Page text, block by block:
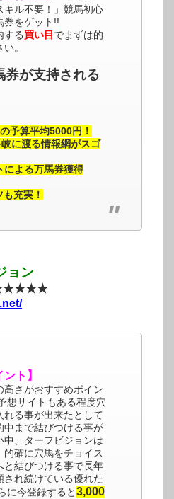
キル不要！」競馬初心
券をゲット!!
する買い目 でまずは的
。
券が支持される
予算平均5000円！
に渡る情報網がスゴ
よる万馬券獲得
充実！
ョン
ト】
高さがおすすめポイン
想サイトもある程度穴
れる事が出来たとして
中まで結びつける事が
中、ターフビジョンは
的確に穴馬をチョイス
と結びつける事で長年
され続けている優れた
に今登録すると3,000